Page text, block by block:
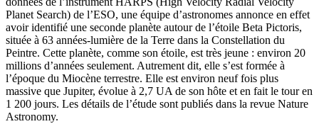
Planet Search) de l’ESO, une équipe d’astronomes annonce en effet
avoir identifié une seconde planète autour de l’étoile Beta Pictoris,
située à 63 années-lumière de la Terre dans la Constellation du
Peintre. Cette planète, comme son étoile, est très jeune : environ 20
millions d’années seulement. Autrement dit, elle s’est formée à
l’époque du Miocène terrestre. Elle est environ neuf fois plus
massive que Jupiter, évolue à 2,7 UA de son hôte et en fait le tour en
1 200 jours. Les détails de l’étude sont publiés dans la revue Nature
Astronomy.